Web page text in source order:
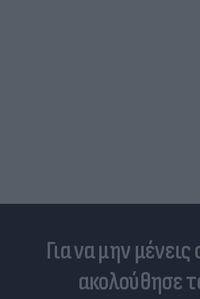
Για να μην
ακολούθησε